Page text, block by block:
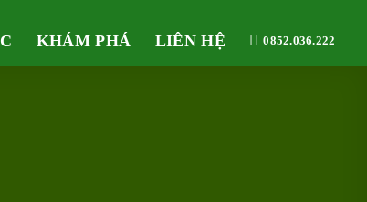
KHÁM PHÁ LIÊN HỆ 0852.036.222